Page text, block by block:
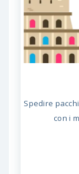
Spedire
con i